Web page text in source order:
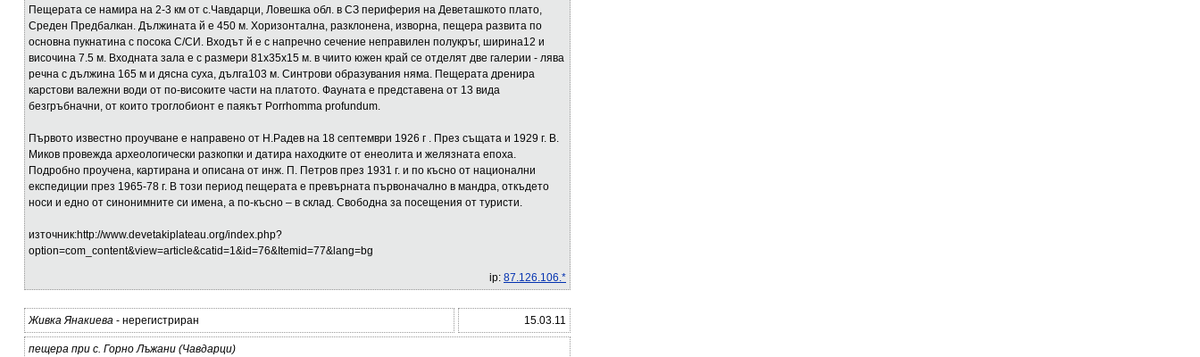
Пещерата се намира на 2-3 км от с.Чавдарци, Ловешка обл. в СЗ периферия на Деветашкото плато,
Среден Предбалкан. Дължината й е 450 м. Хоризонтална, разклонена, изворна, пещера развита по
основна пукнатина с посока С/СИ. Входът й е с напречно сечение неправилен полукръг, ширина12 и
височина 7.5 м. Входната зала е с размери 81x35x15 м. в чиито южен край се отделят две галерии - лява
речна с дължина 165 м и дясна суха, дълга103 м. Синтрови образувания няма. Пещерата дренира
карстови валежни води от по-високите части на платото. Фауната е представена от 13 вида
безгръбначни, от които троглобионт е паякът Porrhomma profundum.
Първото известно проучване е направено от Н.Радев на 18 септември 1926 г . През същата и 1929 г. В.
Миков провежда археологически разкопки и датира находките от енеолита и желязната епоха.
Подробно проучена, картирана и описана от инж. П. Петров през 1931 г. и по късно от национални
експедиции през 1965-78 г. В този период пещерата е превърната първоначално в мандра, откъдето
носи и едно от синонимните си имена, а по-късно – в склад. Свободна за посещения от туристи.
източник:http://www.devetakiplateau.org/index.php?
option=com_content&view=article&catid=1&id=76&Itemid=77&lang=bg
ip: 87.126.106.*
Живка Янакиева - нерегистриран 15.03.11
пещера при с. Горно Лъжани (Чавдарци)